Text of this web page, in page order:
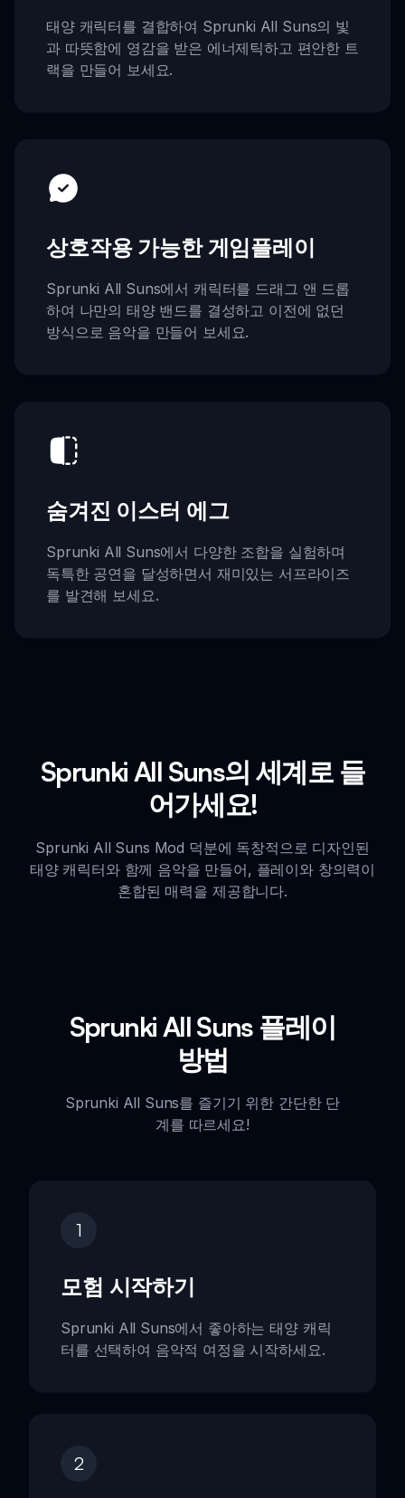
태양 캐릭터를 결합하여 Sprunki All Suns의 빛
과 따뜻함에 영감을 받은 에너제틱하고 편안한 트
랙을 만들어 보세요.
상호작용 가능한 게임플레이
Sprunki All Suns에서 캐릭터를 드래그 앤 드롭
하여 나만의 태양 밴드를 결성하고 이전에 없던
방식으로 음악을 만들어 보세요.
숨겨진 이스터 에그
Sprunki All Suns에서 다양한 조합을 실험하며
독특한 공연을 달성하면서 재미있는 서프라이즈
를 발견해 보세요.
Sprunki All Suns의 세계로 들
어가세요!
Sprunki All Suns Mod 덕분에 독창적으로 디자인된
태양 캐릭터와 함께 음악을 만들어, 플레이와 창의력이
혼합된 매력을 제공합니다.
Sprunki All Suns 플레이
방법
Sprunki All Suns를 즐기기 위한 간단한 단
계를 따르세요!
1
모험 시작하기
Sprunki All Suns에서 좋아하는 태양 캐릭
터를 선택하여 음악적 여정을 시작하세요.
2